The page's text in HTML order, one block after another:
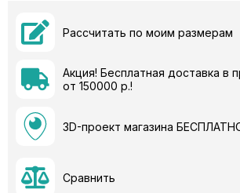
Рассчитать по моим размерам
Акция! Бесплатная доставка в
от 150000 р.!
3D-проект магазина
Сравнить